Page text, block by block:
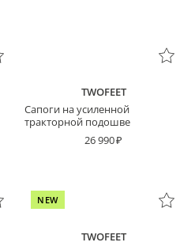
TWOFEET
Сапоги на усиленной
тракторной подошве
26 990
NEW
TWOFEET